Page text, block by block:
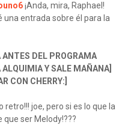
¡Anda, mira, Raphael!
entrada sobre él para la
ANTES DEL PROGRAMA
ALQUIMIA Y SALE MAÑANA]
CON CHERRY:]
retro!!! joe, pero si es lo que la
que ser Melody!???